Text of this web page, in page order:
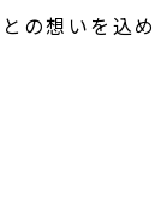
の想いを込め